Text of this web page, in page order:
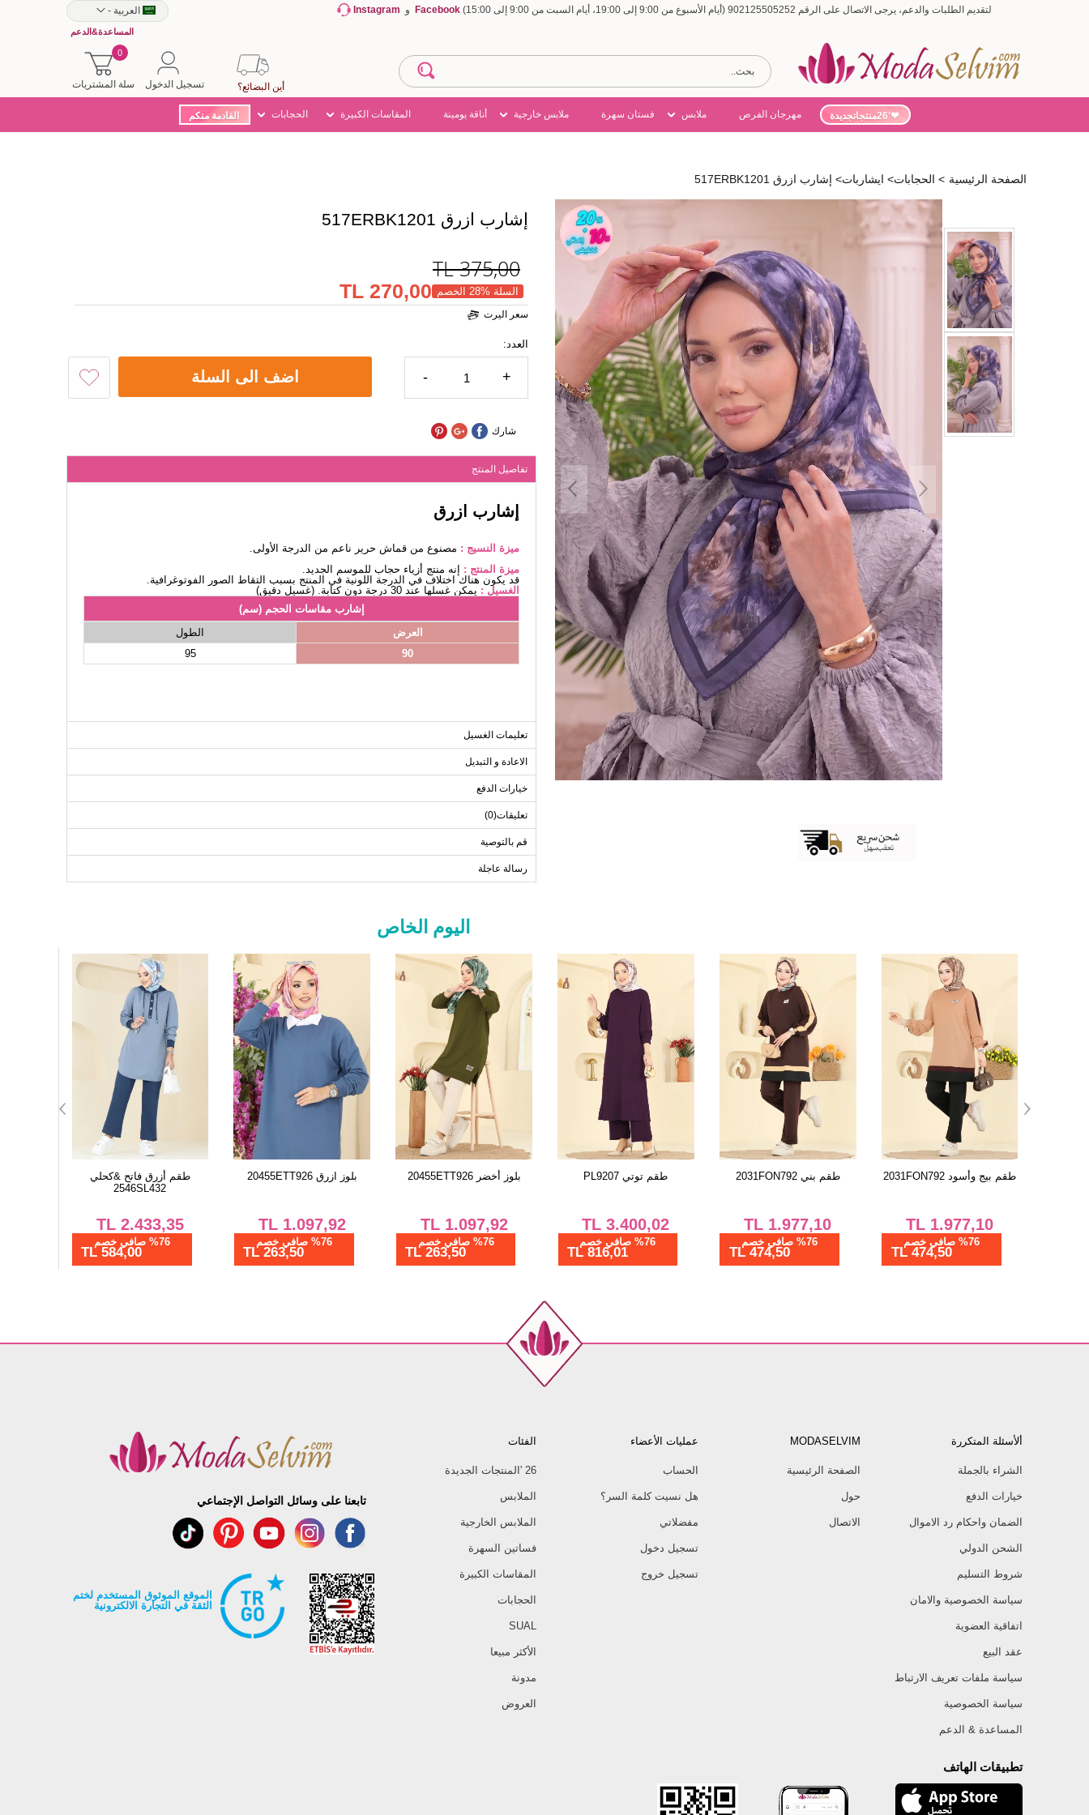
لتقديم الطلبات والدعم، يرجى الاتصال على الرقم 902125505252 (أيام الأسبوع من 9:00 إلى 19:00، أيام السبت من 9:00 إلى 15:00) Facebook و Instagram العربية -
المساعدة&الدعم
سلة المشتريات
0
تسجيل الدخول أين البضائع؟
'26منتجاتجديدة مهرجان الفرص ملابس فستان سهرة ملابس خارجية أناقة يومينة المقاسات الكبيرة الحجابات القادمة منكم
الصفحة الرئيسية > الحجابات> ايشاربات> إشارب ازرق 517ERBK1201
إشارب ازرق 517ERBK1201
375,00
TL
السلة %28 الخصم 270,00 TL
سعر اليرت
العدد:
- + اضف الى السلة
شارك
تفاصيل المنتج
إشارب ازرق
ميزة النسيج : مصنوع من قماش حرير ناعم من الدرجة الأولى.
ميزة المنتج : إنه منتج أزياء حجاب للموسم الجديد.
قد يكون هناك اختلاف في الدرجة اللونية في المنتج بسبب التقاط الصور الفوتوغرافية.
الغسيل : يمكن غسلها عند 30 درجة دون كتابة. (غسيل دقيق)
إشارب مقاسات الحجم (سم)
العرض
الطول
90
95
تعليمات الغسيل
الاعادة و التبديل
خيارات الدفع
تعليقات(0)
قم بالتوصية
رسالة عاجلة
اليوم الخاص
طقم أزرق فاتح &كحلي
2546SL432
2.433,35
TL
%76 صافي خصم
584,00 TL
بلوز ازرق 20455ETT926
1.097,92
TL
%76 صافي خصم
263,50 TL
بلوز أخضر 20455ETT926
1.097,92
TL
%76 صافي خصم
263,50 TL
طقم توتي PL9207
3.400,02
TL
%76 صافي خصم
816,01 TL
طقم بني 2031FON792
1.977,10
%76 صافي خصم
474,50 TL
طقم بيج وأسود 2031FON792
1.977,10
%76 صافي خصم
474,50 TL
ألأسئلة المتكررة
الشراء بالجملة
خيارات الدفع
الضمان واحكام رد الاموال
الشحن الدولي
شروط التسليم
سياسة الخصوصية والامان
اتفاقية العضوية
عقد البيع
سياسة ملفات تعريف الارتباط
سياسة الخصوصية
المساعدة & الدعم
MODASELVIM
الصفحة الرئيسية
حول
الاتصال
عمليات الأعضاء
الحساب
هل نسيت كلمة السر؟
مفضلاتي
تسجيل دخول
تسجيل خروج
الفئات
26 'المنتجات الجديدة
الملابس
الملابس الخارجية
فساتين السهرة
المقاسات الكبيرة
الحجابات
SUAL
الأكثر مبيعا
مدونة
العروض
تطبيقات الهاتف
تابعنا على وسائل التواصل الإجتماعي
الموقع الموثوق المستخدم لختم
الثقة في التجارة الالكترونية